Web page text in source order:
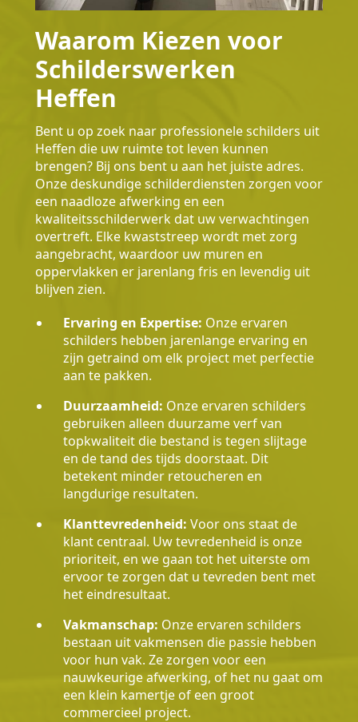
Waarom Kiezen voor
Schilderswerken
Heffen
Bent u op zoek naar professionele schilders uit
Heffen die uw ruimte tot leven kunnen
brengen? Bij ons bent u aan het juiste adres.
Onze deskundige schilderdiensten zorgen voor
een naadloze afwerking en een
kwaliteitsschilderwerk dat uw verwachtingen
overtreft. Elke kwaststreep wordt met zorg
aangebracht, waardoor uw muren en
oppervlakken er jarenlang fris en levendig uit
blijven zien.
Ervaring en Expertise: Onze ervaren
schilders hebben jarenlange ervaring en
zijn getraind om elk project met perfectie
aan te pakken.
Duurzaamheid: Onze ervaren schilders
gebruiken alleen duurzame verf van
topkwaliteit die bestand is tegen slijtage
en de tand des tijds doorstaat. Dit
betekent minder retoucheren en
langdurige resultaten.
Klanttevredenheid: Voor ons staat de
klant centraal. Uw tevredenheid is onze
prioriteit, en we gaan tot het uiterste om
ervoor te zorgen dat u tevreden bent met
het eindresultaat.
Vakmanschap: Onze ervaren schilders
bestaan uit vakmensen die passie hebben
voor hun vak. Ze zorgen voor een
nauwkeurige afwerking, of het nu gaat om
een klein kamertje of een groot
commercieel project.